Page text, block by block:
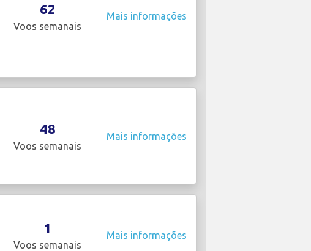
62
Voos semanais
Mais informações
48
Voos semanais
Mais informações
1
Voos semanais
Mais informações